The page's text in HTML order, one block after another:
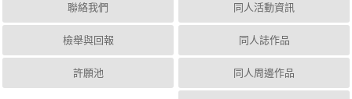
聯絡我們
檢舉與回報
許願池
同人活動資訊
同人誌作品
同人周邊作品